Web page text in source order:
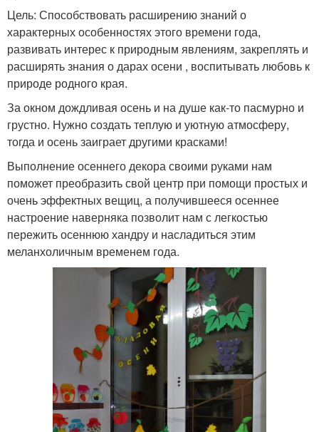
Цель: Способствовать расширению знаний о
характерных особенностях этого времени года,
развивать интерес к природным явлениям, закреплять и
расширять знания о дарах осени , воспитывать любовь к
природе родного края.
За окном дождливая осень и на душе как-то пасмурно и
грустно. Нужно создать теплую и уютную атмосферу,
тогда и осень заиграет другими красками!
Выполнение осеннего декора своими руками нам
поможет преобразить свой центр при помощи простых и
очень эффектных вещиц, а получившееся осеннее
настроение наверняка позволит нам с легкостью
пережить осеннюю хандру и насладиться этим
меланхоличным временем года.